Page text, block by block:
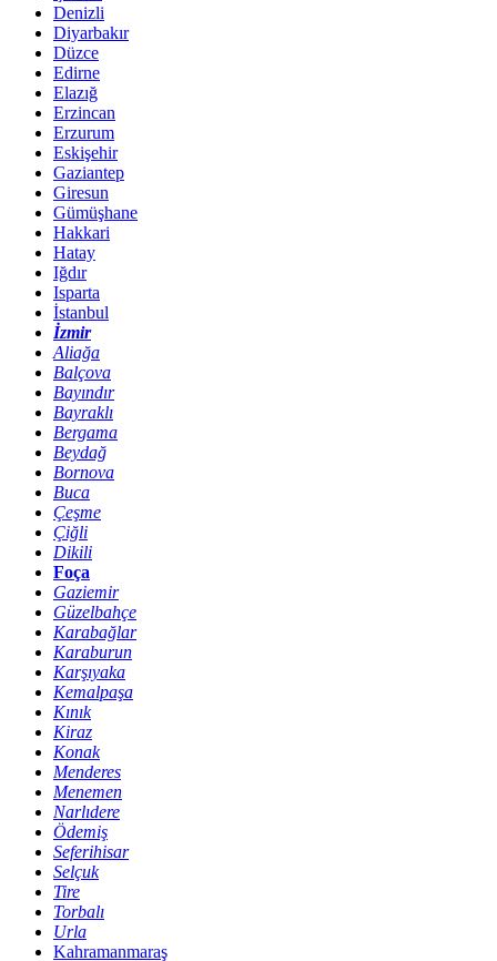
Denizli
Diyarbakır
Düzce
Edirne
Elazığ
Erzincan
Erzurum
Eskişehir
Gaziantep
Giresun
Gümüşhane
Hakkari
Hatay
Iğdır
Isparta
İstanbul
İzmir
Aliağa
Balçova
Bayındır
Bayraklı
Bergama
Beydağ
Bornova
Buca
Çeşme
Çiğli
Dikili
Foça
Gaziemir
Güzelbahçe
Karabağlar
Karaburun
Karşıyaka
Kemalpaşa
Kınık
Kiraz
Konak
Menderes
Menemen
Narlıdere
Ödemiş
Seferihisar
Selçuk
Tire
Torbalı
Urla
Kahramanmaraş